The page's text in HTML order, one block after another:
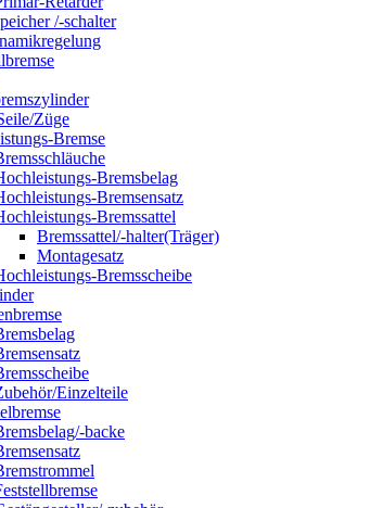
/-schalter
Züge
Bremse
Bremsbelag
Bremsensatz
Bremssattel
Bremssattel/-halter(Träger)
Montagesatz
Bremsscheibe
Einzelteile
backe